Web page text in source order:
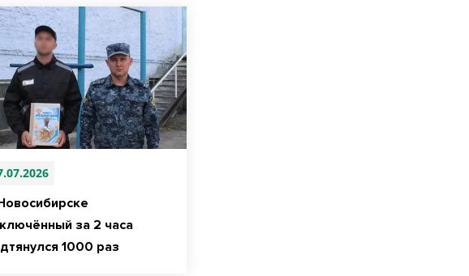
за 2 часа
1000 раз